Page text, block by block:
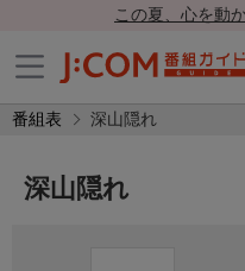
この夏、心を動
番組表 深山隠れ
深山隠れ